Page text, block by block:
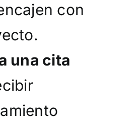
con
una cita